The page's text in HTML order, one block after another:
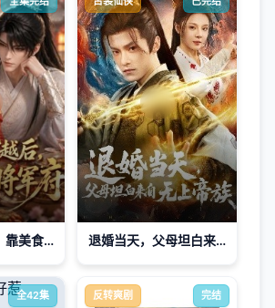
和闺蜜穿越后，靠美食旺将军府 退婚当天，父母坦白来自无上帝族
全42集 反转爽剧 完结